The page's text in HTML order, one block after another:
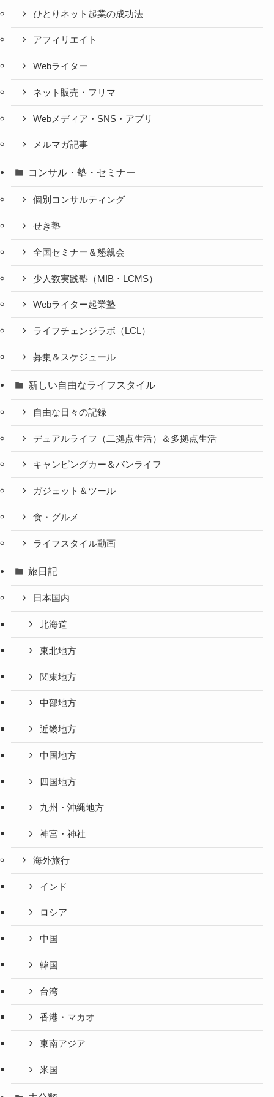
ひとりネット起業の成功法
アフィリエイト
Webライター
ネット販売・フリマ
Webメディア・SNS・アプリ
メルマガ記事
コンサル・塾・セミナー
個別コンサルティング
せき塾
全国セミナー＆懇親会
少人数実践塾（MIB・LCMS）
Webライター起業塾
ライフチェンジラボ（LCL）
募集＆スケジュール
新しい自由なライフスタイル
自由な日々の記録
デュアルライフ（二拠点生活）＆多拠点生活
キャンピングカー＆バンライフ
ガジェット＆ツール
食・グルメ
ライフスタイル動画
旅日記
日本国内
北海道
東北地方
関東地方
中部地方
近畿地方
中国地方
四国地方
九州・沖縄地方
神宮・神社
海外旅行
インド
ロシア
中国
韓国
台湾
香港・マカオ
東南アジア
米国